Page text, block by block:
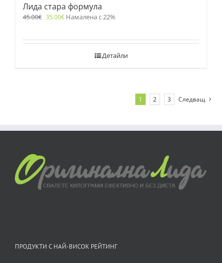
Лида стара формула
45.00€ 35.00€ Намалена с 22%
Детайли
1 2 3 Следващ
ПРОДУКТИ С НАЙ-ВИСОК РЕЙТИНГ